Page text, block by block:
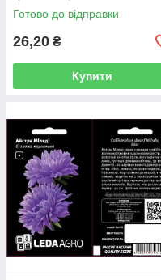
Готово до відправки
26,20 ₴
Купити